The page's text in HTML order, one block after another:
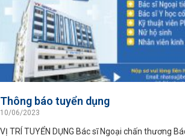
Thông báo tuyển dụng
10/06/2023
VỊ TRÍ TUYỂN DỤNG Bác sĩ Ngoại chấn thương